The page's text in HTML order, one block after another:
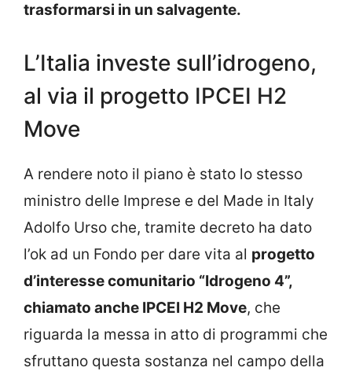
trasformarsi in un salvagente.
L’Italia investe sull’idrogeno,
al via il progetto IPCEI H2
Move
A rendere noto il piano è stato lo stesso
ministro delle Imprese e del Made in Italy
Adolfo Urso che, tramite decreto ha dato
l’ok ad un Fondo per dare vita al progetto
d’interesse comunitario “Idrogeno 4”,
chiamato anche IPCEI H2 Move, che
riguarda la messa in atto di programmi che
sfruttano questa sostanza nel campo della